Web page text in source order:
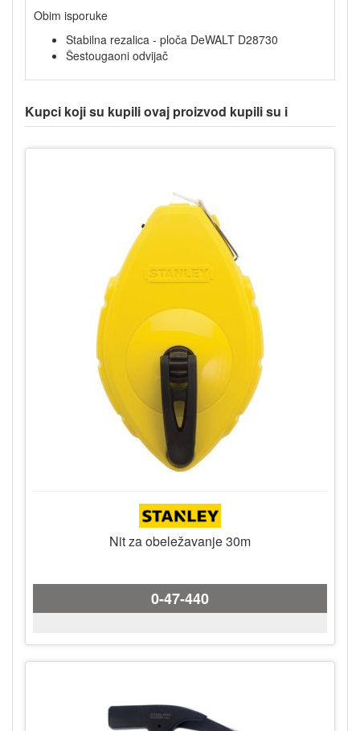
Obim isporuke
Stabilna rezalica - ploča DeWALT D28730
Šestougaoni odvijač
Kupci koji su kupili ovaj proizvod kupili su i
Nit za obeležavanje 30m
0-47-440